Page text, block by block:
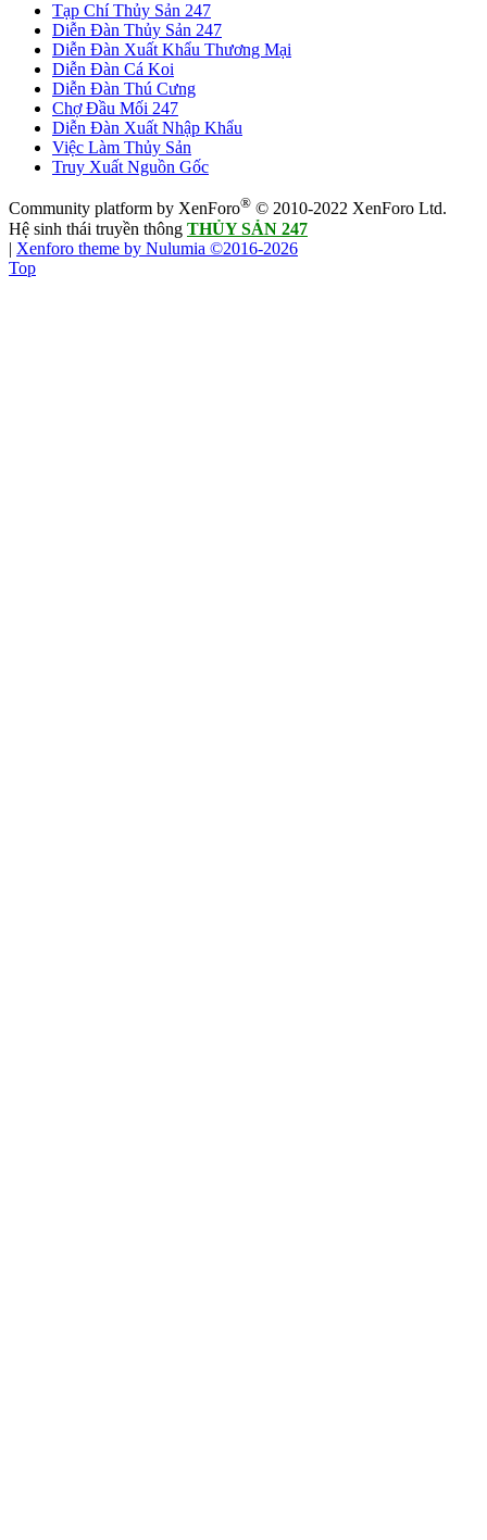
Tạp Chí Thủy Sản 247
Diễn Đàn Thủy Sản 247
Diễn Đàn Xuất Khẩu Thương Mại
Diễn Đàn Cá Koi
Diễn Đàn Thú Cưng
Chợ Đầu Mối 247
Diễn Đàn Xuất Nhập Khẩu
Việc Làm Thủy Sản
Truy Xuất Nguồn Gốc
Community platform by XenForo® © 2010-2022 XenForo Ltd.
Hệ sinh thái truyền thông THỦY SẢN 247
| Xenforo theme by Nulumia ©2016-2026
Top